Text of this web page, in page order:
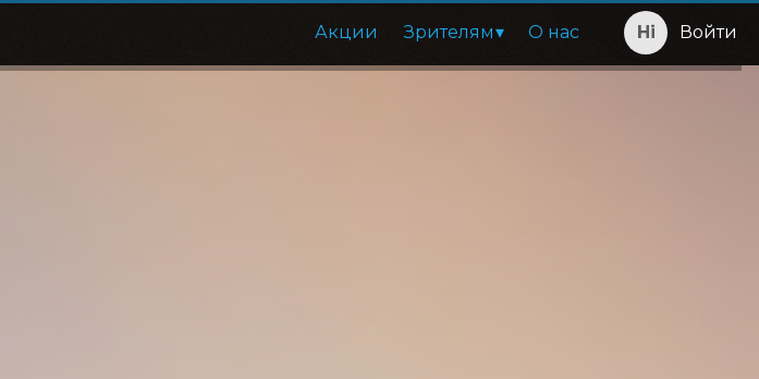
Акции Зрителям О нас Войти